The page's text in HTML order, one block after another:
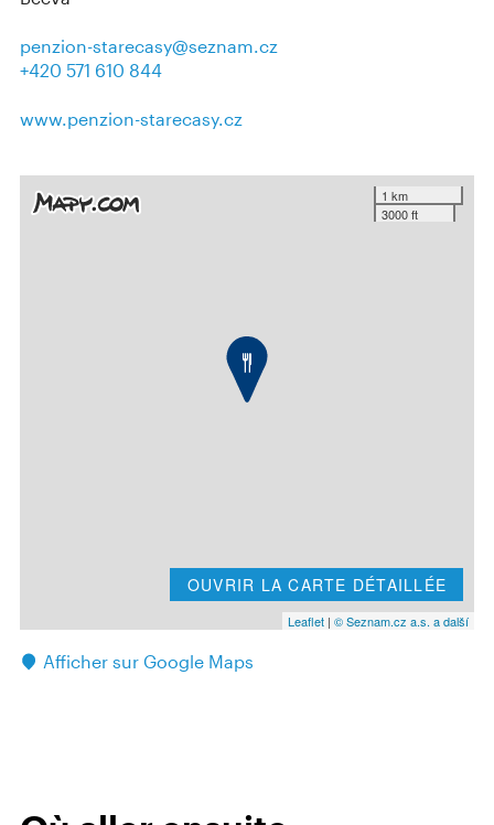
penzion-starecasy@seznam.cz
+420 571 610 844
www.penzion-starecasy.cz
1 km
3000 ft
OUVRIR LA CARTE DÉTAILLÉE
Leaflet | © Seznam.cz a.s. a další
Afficher sur Google Maps